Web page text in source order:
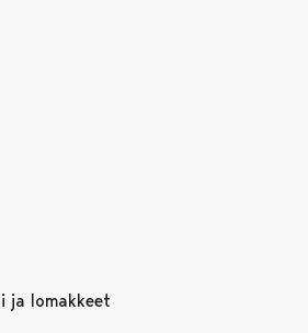
välilehdessä
Instagramissa
välilehdessä
Youtubessa
uudessa välilehdessä
ja lomakkeet